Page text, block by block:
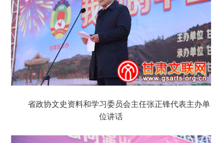
省政协文史资料和学习委员会主任张正锋代表主办单
位讲话